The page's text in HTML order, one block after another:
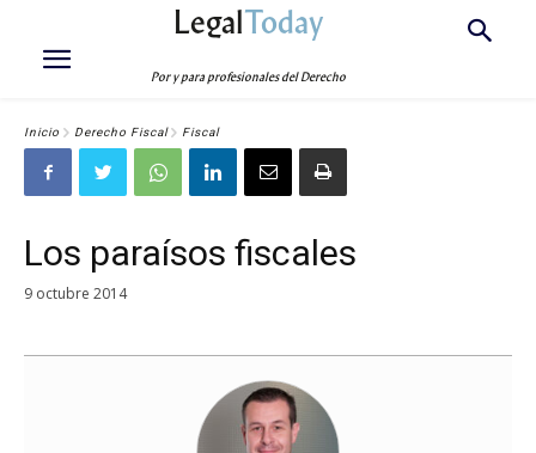
LegalToday
Por y para profesionales del Derecho
Inicio Derecho Fiscal Fiscal
Los paraísos fiscales
9 octubre 2014